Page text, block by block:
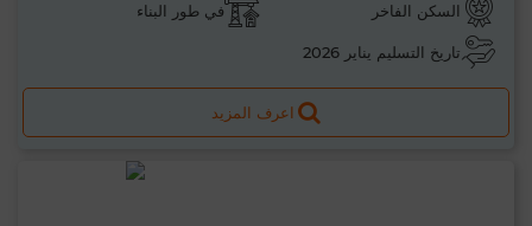
السكن الفاخر في طور البناء
تاريخ التسليم يناير 2026
اعرف المزيد